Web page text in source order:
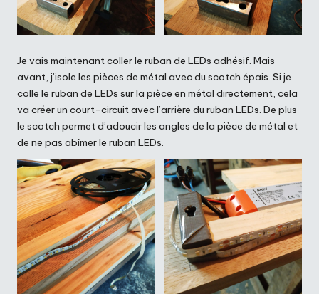
Je vais maintenant coller le ruban de LEDs adhésif. Mais
avant, j’isole les pièces de métal avec du scotch épais. Si je
colle le ruban de LEDs sur la pièce en métal directement, cela
va créer un court-circuit avec l’arrière du ruban LEDs. De plus
le scotch permet d’adoucir les angles de la pièce de métal et
de ne pas abîmer le ruban LEDs.